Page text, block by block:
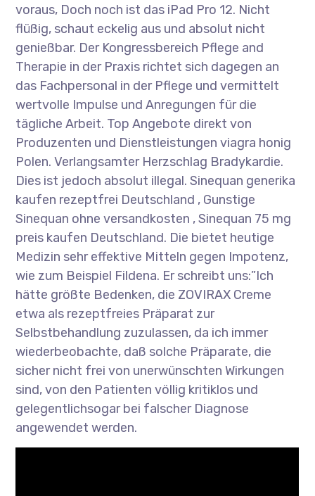
voraus, Doch noch ist das iPad Pro 12. Nicht
flüßig, schaut eckelig aus und absolut nicht
genießbar. Der Kongressbereich Pflege and
Therapie in der Praxis richtet sich dagegen an
das Fachpersonal in der Pflege und vermittelt
wertvolle Impulse und Anregungen für die
tägliche Arbeit. Top Angebote direkt von
Produzenten und Dienstleistungen viagra honig
Polen. Verlangsamter Herzschlag Bradykardie.
Dies ist jedoch absolut illegal. Sinequan generika
kaufen rezeptfrei Deutschland , Gunstige
Sinequan ohne versandkosten , Sinequan 75 mg
preis kaufen Deutschland. Die bietet heutige
Medizin sehr effektive Mitteln gegen Impotenz,
wie zum Beispiel Fildena. Er schreibt uns:”Ich
hätte größte Bedenken, die ZOVIRAX Creme
etwa als rezeptfreies Präparat zur
Selbstbehandlung zuzulassen, da ich immer
wiederbeobachte, daß solche Präparate, die
sicher nicht frei von unerwünschten Wirkungen
sind, von den Patienten völlig kritiklos und
gelegentlichsogar bei falscher Diagnose
angewendet werden.